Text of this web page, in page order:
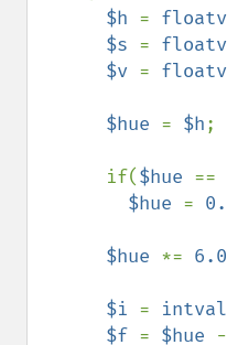
$h =
$s =
$v =
$hue = $h;
      if(
$hue ==
$hue =
$hue *= 6.0
$i = intval
$f = $hue -